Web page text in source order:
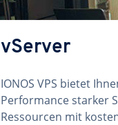
vServer
IONOS VPS bietet
Performance starker
Ressourcen mit